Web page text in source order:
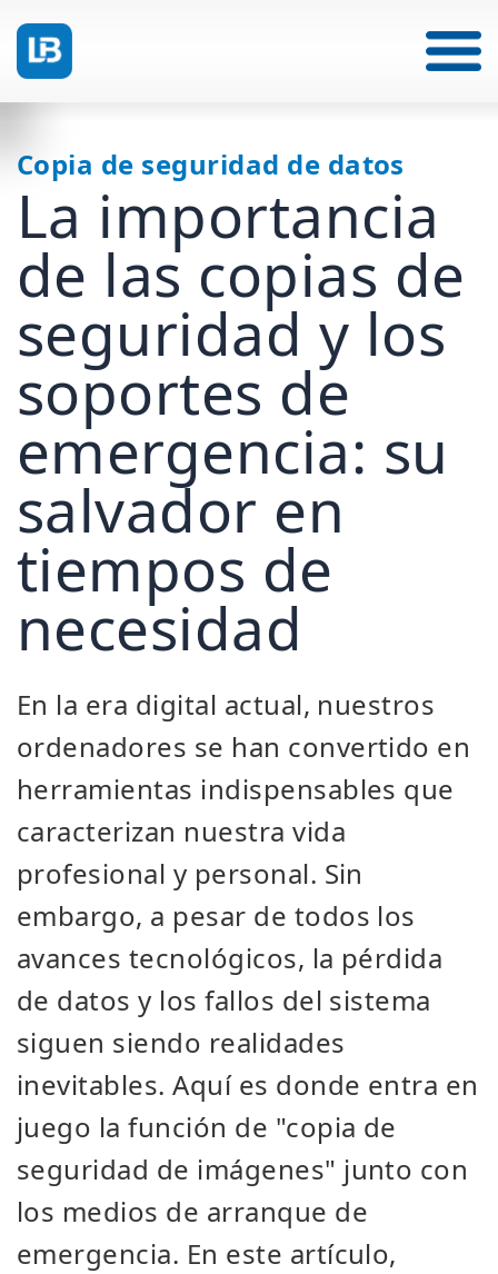
Copia de seguridad de datos
La importancia
de las copias de
seguridad y los
soportes de
emergencia: su
salvador en
tiempos de
necesidad
En la era digital actual, nuestros
ordenadores se han convertido en
herramientas indispensables que
caracterizan nuestra vida
profesional y personal. Sin
embargo, a pesar de todos los
avances tecnológicos, la pérdida
de datos y los fallos del sistema
siguen siendo realidades
inevitables. Aquí es donde entra en
juego la función de "copia de
seguridad de imágenes" junto con
los medios de arranque de
emergencia. En este artículo,